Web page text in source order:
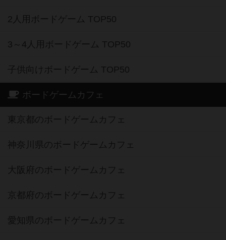
2人用ボードゲーム TOP50
3～4人用ボードゲーム TOP50
子供向けボードゲーム TOP50
ボードゲームカフェ
東京都のボードゲームカフェ
神奈川県のボードゲームカフェ
大阪府のボードゲームカフェ
京都府のボードゲームカフェ
愛知県のボードゲームカフェ